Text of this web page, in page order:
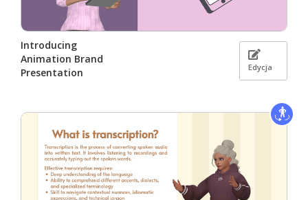
Introducing
Animation Brand
Presentation
Edycja